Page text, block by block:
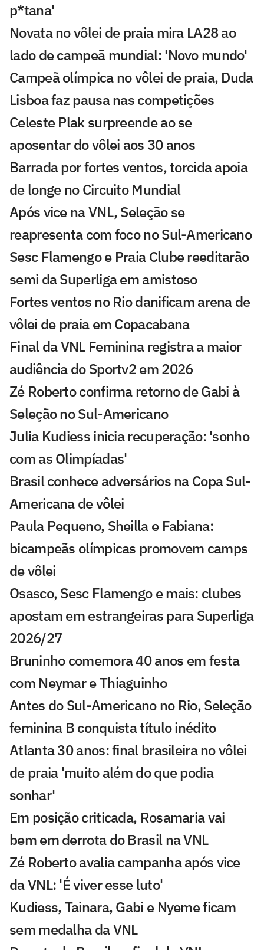
p*tana'
Novata no vôlei de praia mira LA28 ao
lado de campeã mundial: 'Novo mundo'
Campeã olímpica no vôlei de praia, Duda
Lisboa faz pausa nas competições
Celeste Plak surpreende ao se
aposentar do vôlei aos 30 anos
Barrada por fortes ventos, torcida apoia
de longe no Circuito Mundial
Após vice na VNL, Seleção se
reapresenta com foco no Sul-Americano
Sesc Flamengo e Praia Clube reeditarão
semi da Superliga em amistoso
Fortes ventos no Rio danificam arena de
vôlei de praia em Copacabana
Final da VNL Feminina registra a maior
audiência do Sportv2 em 2026
Zé Roberto confirma retorno de Gabi à
Seleção no Sul-Americano
Julia Kudiess inicia recuperação: 'sonho
com as Olimpíadas'
Brasil conhece adversários na Copa Sul-
Americana de vôlei
Paula Pequeno, Sheilla e Fabiana:
bicampeãs olímpicas promovem camps
de vôlei
Osasco, Sesc Flamengo e mais: clubes
apostam em estrangeiras para Superliga
2026/27
Bruninho comemora 40 anos em festa
com Neymar e Thiaguinho
Antes do Sul-Americano no Rio, Seleção
feminina B conquista título inédito
Atlanta 30 anos: final brasileira no vôlei
de praia 'muito além do que podia
sonhar'
Em posição criticada, Rosamaria vai
bem em derrota do Brasil na VNL
Zé Roberto avalia campanha após vice
da VNL: 'É viver esse luto'
Kudiess, Tainara, Gabi e Nyeme ficam
sem medalha da VNL